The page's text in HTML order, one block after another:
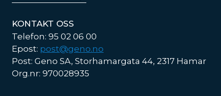
KONTAKT OSS
Telefon: 95 02 06 00
Epost: post@geno.no
Post: Geno SA, Storhamargata 44, 2317 Hamar
Org.nr: 970028935